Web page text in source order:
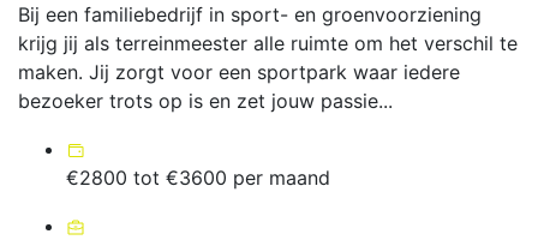
Bij een familiebedrijf in sport- en groenvoorziening
krijg jij als terreinmeester alle ruimte om het verschil te
maken. Jij zorgt voor een sportpark waar iedere
bezoeker trots op is en zet jouw passie...
€2800 tot €3600 per maand